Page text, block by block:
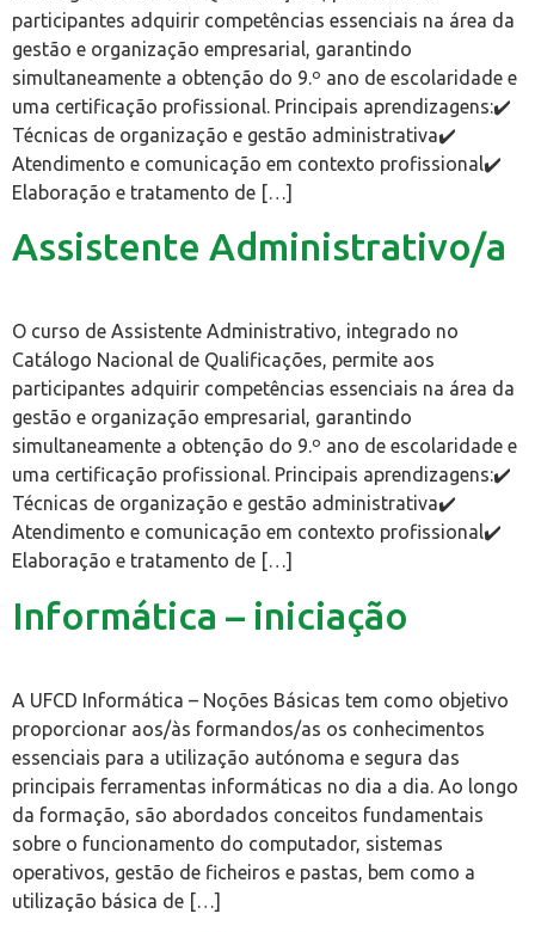
participantes adquirir competências essenciais na área da
gestão e organização empresarial, garantindo
simultaneamente a obtenção do 9.º ano de escolaridade e
uma certificação profissional. Principais aprendizagens:✔️
Técnicas de organização e gestão administrativa✔️
Atendimento e comunicação em contexto profissional✔️
Elaboração e tratamento de […]
Assistente Administrativo/a
O curso de Assistente Administrativo, integrado no
Catálogo Nacional de Qualificações, permite aos
participantes adquirir competências essenciais na área da
gestão e organização empresarial, garantindo
simultaneamente a obtenção do 9.º ano de escolaridade e
uma certificação profissional. Principais aprendizagens:✔️
Técnicas de organização e gestão administrativa✔️
Atendimento e comunicação em contexto profissional✔️
Elaboração e tratamento de […]
Informática – iniciação
A UFCD Informática – Noções Básicas tem como objetivo
proporcionar aos/às formandos/as os conhecimentos
essenciais para a utilização autónoma e segura das
principais ferramentas informáticas no dia a dia. Ao longo
da formação, são abordados conceitos fundamentais
sobre o funcionamento do computador, sistemas
operativos, gestão de ficheiros e pastas, bem como a
utilização básica de […]